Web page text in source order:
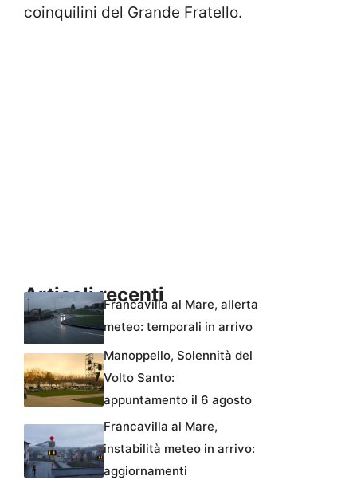
coinquilini del Grande Fratello.
Articoli recentiFrancavilla al Mare, allerta
meteo: temporali in arrivo
Manoppello, Solennità del
Volto Santo:
appuntamento il 6 agosto
Francavilla al Mare,
instabilità meteo in arrivo:
aggiornamenti